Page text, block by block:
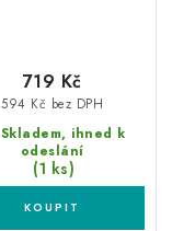
Skladem, ihned k
odeslání
(1 ks)
594 Kč bez DPH
719 Kč